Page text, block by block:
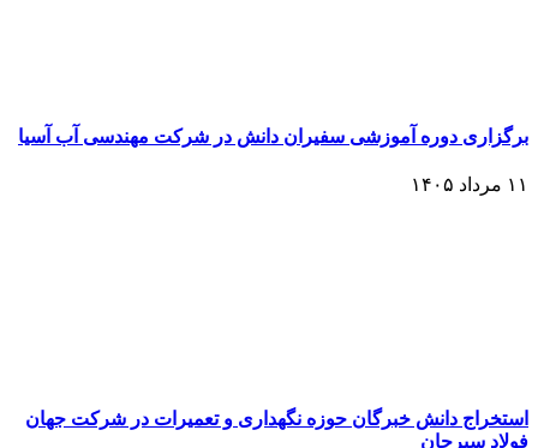
برگزاری دوره آموزشی سفیران دانش در شرکت مهندسی آب آسیا
۱۱ مرداد ۱۴۰۵
استخراج دانش خبرگان حوزه نگهداری و تعمیرات در شرکت جهان
فولاد سیرجان